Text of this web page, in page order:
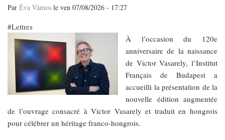
Par Éva Vámos le ven 07/08/2026 - 17:27
Lettres
À l’occasion du 120e
anniversaire de la naissance
de Victor Vasarely, l’Institut
Français de Budapest a
accueilli la présentation de la
nouvelle édition augmentée
de l’ouvrage consacré à Victor Vasarely et traduit en hongrois
pour célébrer un héritage franco-hongrois.